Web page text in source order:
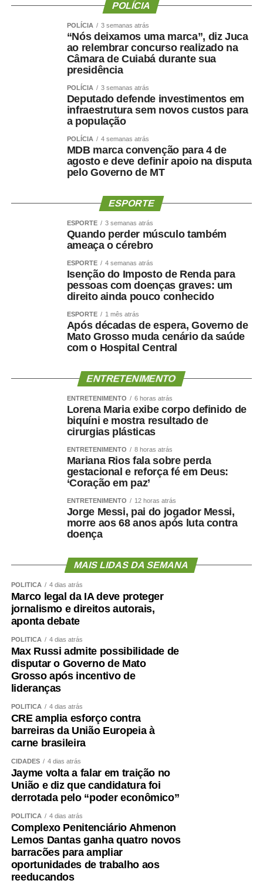
WhatsApp
Facebook
Twitter
Messenger
LinkedIn
Share
POLÍCIA
POLÍCIA 3 semanas atrás
“Nós deixamos uma marca”, diz Juca
ao relembrar concurso realizado na
Câmara de Cuiabá durante sua
presidência
POLÍCIA 3 semanas atrás
Deputado defende investimentos em
infraestrutura sem novos custos para
a população
POLÍCIA 4 semanas atrás
MDB marca convenção para 4 de
agosto e deve definir apoio na disputa
pelo Governo de MT
ESPORTE
ESPORTE 3 semanas atrás
Quando perder músculo também
ameaça o cérebro
ESPORTE 4 semanas atrás
Isenção do Imposto de Renda para
pessoas com doenças graves: um
direito ainda pouco conhecido
ESPORTE 1 mês atrás
Após décadas de espera, Governo de
Mato Grosso muda cenário da saúde
com o Hospital Central
ENTRETENIMENTO
ENTRETENIMENTO 6 horas atrás
Lorena Maria exibe corpo definido de
biquíni e mostra resultado de
cirurgias plásticas
ENTRETENIMENTO 8 horas atrás
Mariana Rios fala sobre perda
gestacional e reforça fé em Deus:
‘Coração em paz’
ENTRETENIMENTO 12 horas atrás
Jorge Messi, pai do jogador Messi,
morre aos 68 anos após luta contra
doença
MAIS LIDAS DA SEMANA
POLÍTICA 4 dias atrás
Marco legal da IA deve proteger
jornalismo e direitos autorais,
aponta debate
POLÍTICA 4 dias atrás
Max Russi admite possibilidade de
disputar o Governo de Mato
Grosso após incentivo de
lideranças
POLÍTICA 4 dias atrás
CRE amplia esforço contra
barreiras da União Europeia à
carne brasileira
CIDADES 4 dias atrás
Jayme volta a falar em traição no
União e diz que candidatura foi
derrotada pelo “poder econômico”
POLÍTICA 4 dias atrás
Complexo Penitenciário Ahmenon
Lemos Dantas ganha quatro novos
barracões para ampliar
oportunidades de trabalho aos
reeducandos